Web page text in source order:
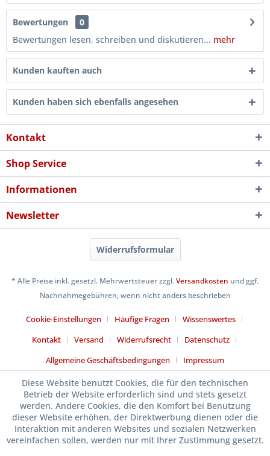
Bewertungen
0
Bewertungen lesen, schreiben und diskutieren... mehr
Kunden kauften auch
Kunden haben sich ebenfalls angesehen
Kontakt
Shop Service
Informationen
Newsletter
Widerrufsformular
* Alle Preise inkl. gesetzl. Mehrwertsteuer zzgl.Versandkosten und ggf.
Nachnahmegebühren, wenn nicht anders beschrieben
Cookie-Einstellungen Häufige Fragen
Wissenswertes
Kontakt
Versand Widerrufsrecht
Datenschutz
Allgemeine Geschäftsbedingungen
Impressum
Diese Website benutzt Cookies, die für den technischen
Betrieb der Website erforderlich sind und stets gesetzt
werden. Andere Cookies, die den Komfort bei Benutzung
dieser Website erhöhen, der Direktwerbung dienen oder die
Interaktion mit anderen Websites und sozialen Netzwerken
vereinfachen sollen, werden nur mit Ihrer Zustimmung gesetzt.